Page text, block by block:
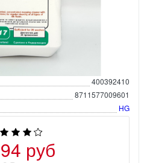
400392410
8711577009601
HG
руб